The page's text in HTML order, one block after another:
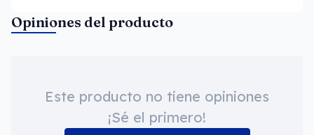
Opiniones del producto
Este producto no tiene opiniones
¡Sé el primero!